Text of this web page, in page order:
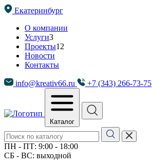
Екатеринбург
О компании
Услуги3
Проекты12
Новости
Контакты
info@kreativ66.ru +7 (343) 266-73-75
Каталог
ПН - ПТ: 9:00 - 18:00
СБ - ВС: выходной